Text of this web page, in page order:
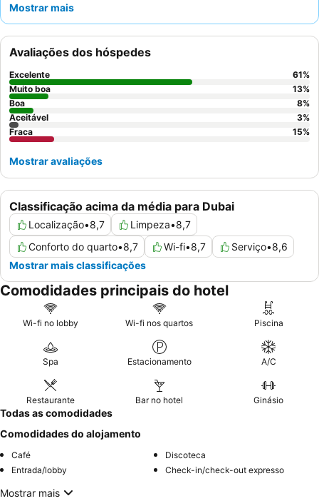
funcionários excecionalmente prestativos
pela sua rica variedade. Para a melhor experiência, considere
solicitar um quarto longe de obras em andamento para uma
estadia mais tranquila.
Mostrar mais
Classificação acima da média para Dubai
Localização•8,7 Limpeza•8,7
Conforto do quarto•8,7 Wi-fi•8,7 Serviço•8,6
Mostrar mais classificações
Avaliações dos hóspedes
Excelente 61%
Muito boa
13%
Boa
8%
Aceitável
3%
Fraca
15%
Mostrar avaliações
Comodidades principais do hotel
Wi-fi no lobby Wi-fi nos quartos Piscina
Spa Estacionamento A/C
Restaurante Bar no hotel Ginásio
Todas as comodidades
Comodidades do alojamento
Café
Discoteca
Entrada/lobby
Check-in/check-out expresso
Mostrar mais